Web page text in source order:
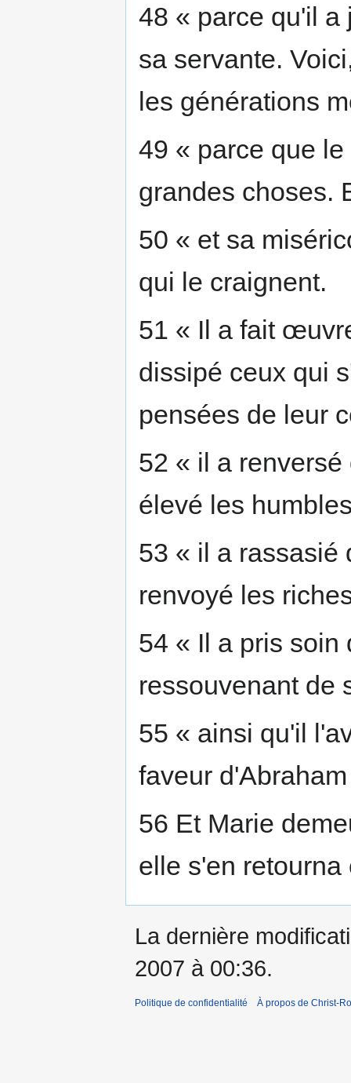
48 « parce qu'il a
sa servante.
les générations
49 « parce que
grandes choses.
50 « et sa
qui le craignent.
51 « Il a fait
dissipé ceux qui
pensées de leur
52 « il a
élevé les
53 « il a rassasié
renvoyé les
54 « Il a pris soin
ressouvenant de
55 « ainsi qu'il
faveur
56 Et Marie
elle s'en retourna
La dernière
2007 à 00:36.
Politique de confidentialité À propos de Christ-